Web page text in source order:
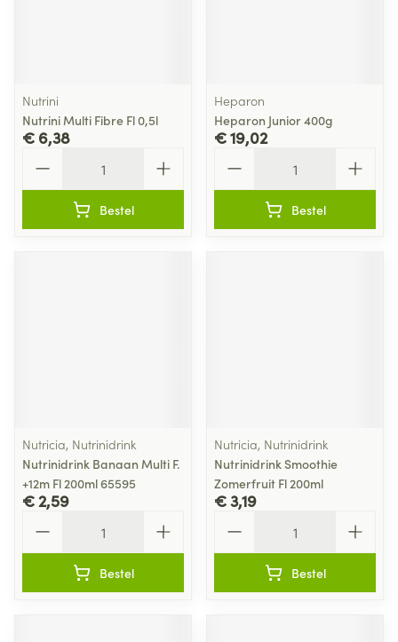
Nutrini
Nutrini Multi Fibre Fl 0,5l
€ 6,38
Bestel
Heparon
Heparon Junior 400g
€ 19,02
Bestel
Nutricia, Nutrinidrink
Nutrinidrink Banaan Multi F.
+12m Fl 200ml 65595
€ 2,59
Bestel
Nutricia, Nutrinidrink
Nutrinidrink Smoothie
Zomerfruit Fl 200ml
€ 3,19
Bestel